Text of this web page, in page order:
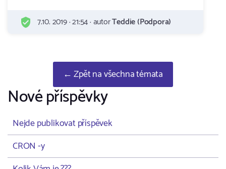
7.10. 2019 · 21:54 · autorTeddie (Podpora)
← Zpět na všechna témata
Nové příspěvky
Nejde publikovat příspěvek
CRON -y